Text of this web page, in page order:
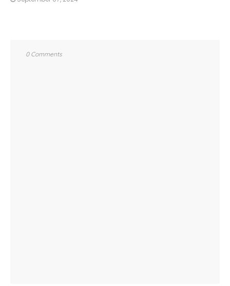
0 Comments